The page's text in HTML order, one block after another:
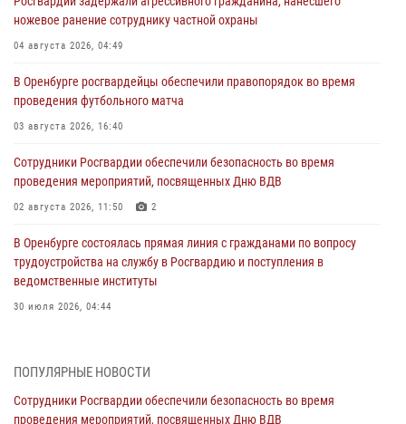
ножевое ранение сотруднику частной охраны
04 августа 2026, 04:49
В Оренбурге росгвардейцы обеспечили правопорядок во время
проведения футбольного матча
03 августа 2026, 16:40
Сотрудники Росгвардии обеспечили безопасность во время
проведения мероприятий, посвященных Дню ВДВ
02 августа 2026, 11:50 2
В Оренбурге состоялась прямая линия с гражданами по вопросу
трудоустройства на службу в Росгвардию и поступления в
ведомственные институты
30 июля 2026, 04:44
28 июля 2026, 09:41 1
Росгвардейцы обеспечили правопорядок на праздновании Дня
ПОПУЛЯРНЫЕ НОВОСТИ
Сотрудники Росгвардии обеспечили безопасность во время
проведения мероприятий, посвященных Дню ВДВ